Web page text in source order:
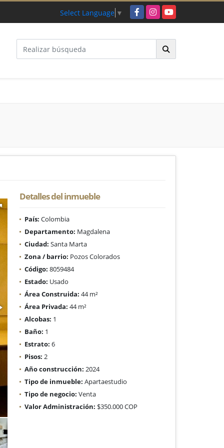
Select Language ▼ FacebookInstagramYouTube
Detalles del inmueble
País: Colombia
Departamento: Magdalena
Ciudad: Santa Marta
Zona / barrio: Pozos Colorados
Código: 8059484
Estado: Usado
Área Construida: 44 m²
Área Privada: 44 m²
Alcobas: 1
Baño: 1
Estrato: 6
Pisos: 2
Año construcción: 2024
Tipo de inmueble: Apartaestudio
Tipo de negocio: Venta
Valor Administración: $350.000 COP